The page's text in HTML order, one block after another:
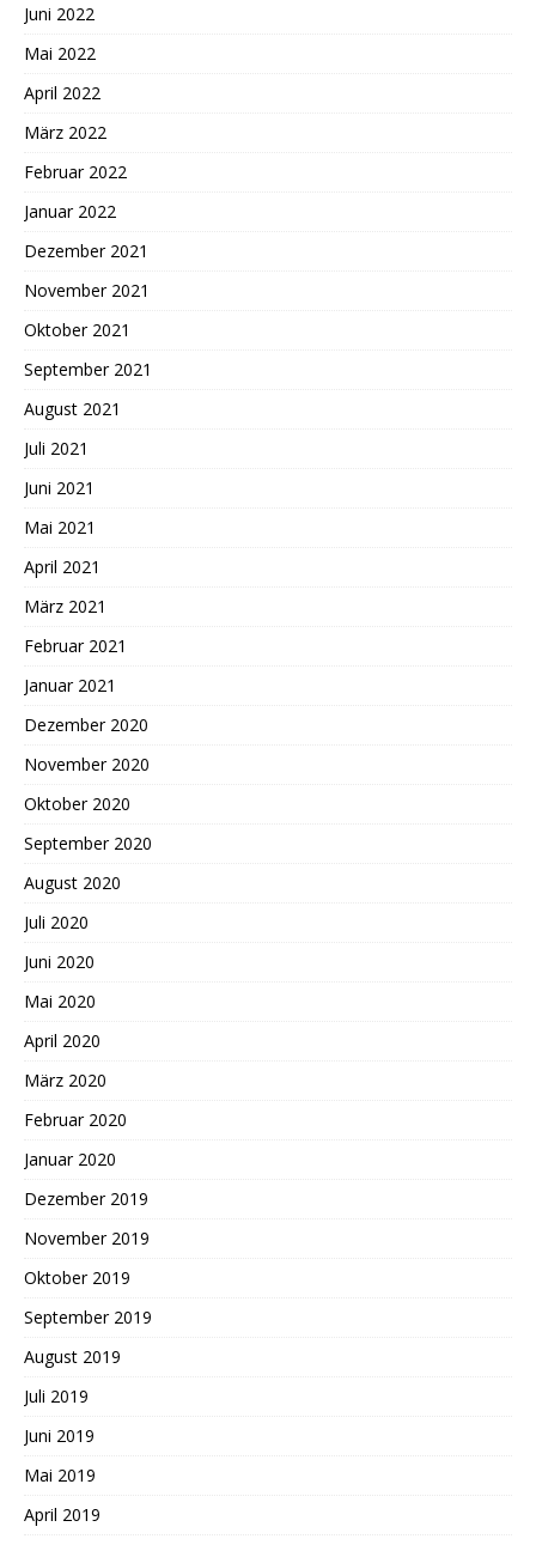
Juni 2022
Mai 2022
April 2022
März 2022
Februar 2022
Januar 2022
Dezember 2021
November 2021
Oktober 2021
September 2021
August 2021
Juli 2021
Juni 2021
Mai 2021
April 2021
März 2021
Februar 2021
Januar 2021
Dezember 2020
November 2020
Oktober 2020
September 2020
August 2020
Juli 2020
Juni 2020
Mai 2020
April 2020
März 2020
Februar 2020
Januar 2020
Dezember 2019
November 2019
Oktober 2019
September 2019
August 2019
Juli 2019
Juni 2019
Mai 2019
April 2019